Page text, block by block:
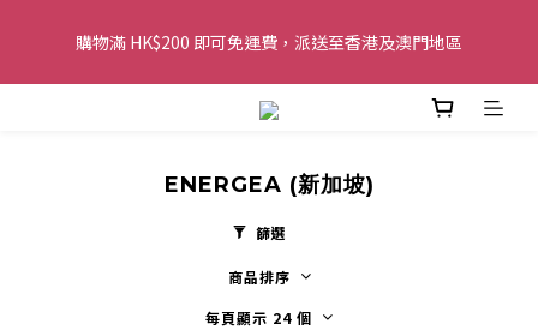
購物滿 HK$200 即可免運費，派送至香港及澳門地區
購物滿 HK$200 即可免運費，派送至香港及澳門地區
全單金額：每滿 HK$250，以轉數快或八達通方式付款，額外再減
歡迎 WhatsApp 6123 6918 查詢或電郵到
info@topwinner.com.hk
ENERGEA (新加坡)
篩選
商品排序
每頁顯示 24 個